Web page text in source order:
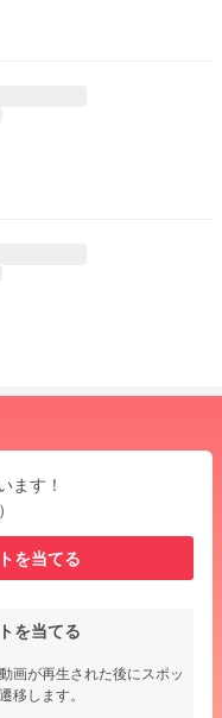
ます！
を当てる
を当てる
画が再生された後にスポッ
移します。